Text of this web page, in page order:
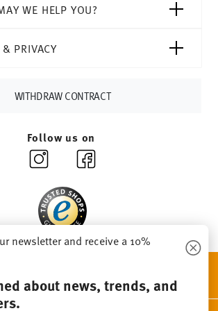
receive a tracking code by e-mail as
3-5 working days for delivery within
in stock. You can view delivery times to
returns, please use ourreturns service
WE HELP YOU?
& PRIVACY
WITHDRAW CONTRACT
Follow us on
& functionality for your home
newsletter and receive a 10%
about news, trends, and